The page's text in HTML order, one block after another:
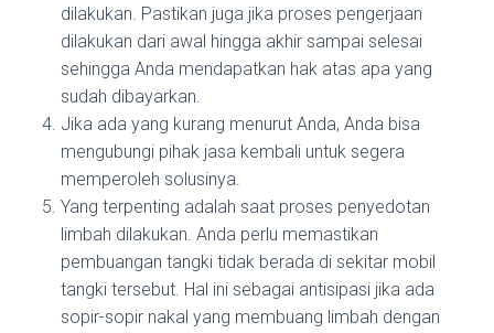
dilakukan. Pastikan juga jika proses pengerjaan
dilakukan dari awal hingga akhir sampai selesai
sehingga Anda mendapatkan hak atas apa yang
sudah dibayarkan.
Jika ada yang kurang menurut Anda, Anda bisa
mengubungi pihak jasa kembali untuk segera
memperoleh solusinya.
Yang terpenting adalah saat proses penyedotan
limbah dilakukan. Anda perlu memastikan
pembuangan tangki tidak berada di sekitar mobil
tangki tersebut. Hal ini sebagai antisipasi jika ada
sopir-sopir nakal yang membuang limbah dengan